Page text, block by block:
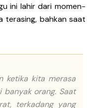
ini lahir dari momen-
terasing, bahkan saat
ketika kita merasa
banyak orang. Saat
terkadang yang